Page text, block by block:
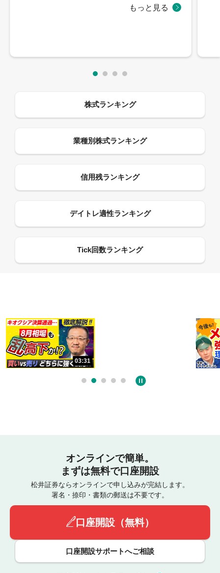
03:31
オンラインで簡単。
まずは無料で口座開設
松井証券ならオンラインで申し込みが完結します。
署名・捺印・書類の郵送は不要です。
口座開設（無料）
口座開設サポートへご相談